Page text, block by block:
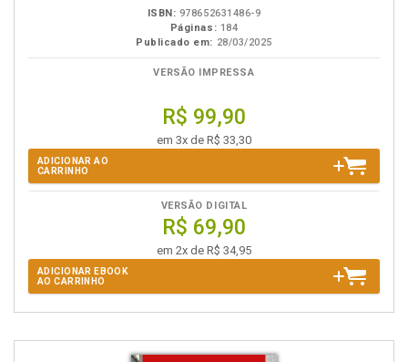
ISBN: 978652631486-9
Páginas: 184
Publicado em: 28/03/2025
VERSÃO IMPRESSA
R$ 99,90
em 3x de R$ 33,30
ADICIONAR AO
CARRINHO
VERSÃO DIGITAL
R$ 69,90
em 2x de R$ 34,95
ADICIONAR EBOOK
AO CARRINHO